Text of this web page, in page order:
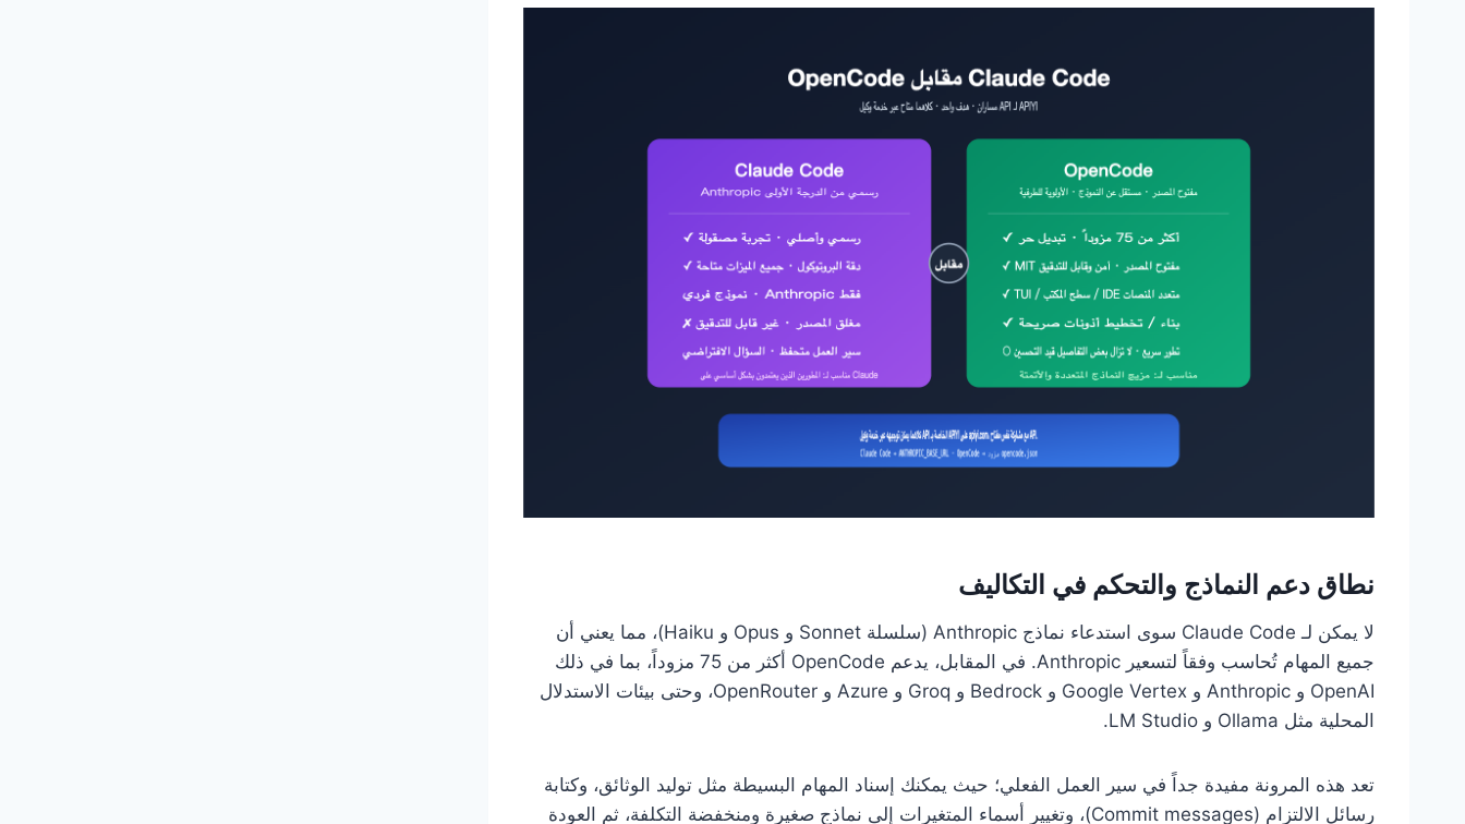
نطاق دعم النماذج والتحكم في التكاليف
لا يمكن لـ Claude Code سوى استدعاء نماذج Anthropic (سلسلة Sonnet و Opus و Haiku)، مما يعني أن
جميع المهام تُحاسب وفقاً لتسعير Anthropic. في المقابل، يدعم OpenCode أكثر من 75 مزوداً، بما في ذلك
OpenAI و Anthropic و Google Vertex و Bedrock و Groq و Azure و OpenRouter، وحتى بيئات الاستدلال
المحلية مثل Ollama و LM Studio.
تعد هذه المرونة مفيدة جداً في سير العمل الفعلي؛ حيث يمكنك إسناد المهام البسيطة مثل توليد الوثائق، وكتابة
رسائل الالتزام (Commit messages)، وتغيير أسماء المتغيرات إلى نماذج صغيرة ومنخفضة التكلفة، ثم العودة